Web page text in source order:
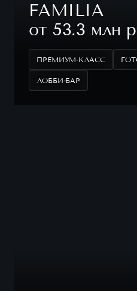
FAMILIA
от 53.3 млн
ПРЕМИУМ-КЛАСС
ЛОББИ-БАР